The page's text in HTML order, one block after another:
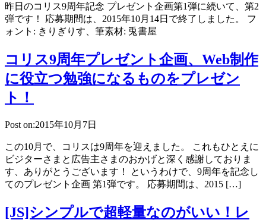
昨日のコリス9周年記念 プレゼント企画第1弾に続いて、第2
弾です！ 応募期間は、2015年10月14日で終了しました。 フ
ォント: きりぎりす、筆素材: 兎書屋
コリス9周年プレゼント企画、Web制作
に役立つ勉強になるものをプレゼン
ト！
Post on:2015年10月7日
この10月で、コリスは9周年を迎えました。 これもひとえに
ビジターさまと広告主さまのおかげと深く感謝しておりま
す、ありがとうございます！ というわけで、9周年を記念し
てのプレゼント企画 第1弾です。 応募期間は、2015 […]
[JS]シンプルで超軽量なのがいい！レ